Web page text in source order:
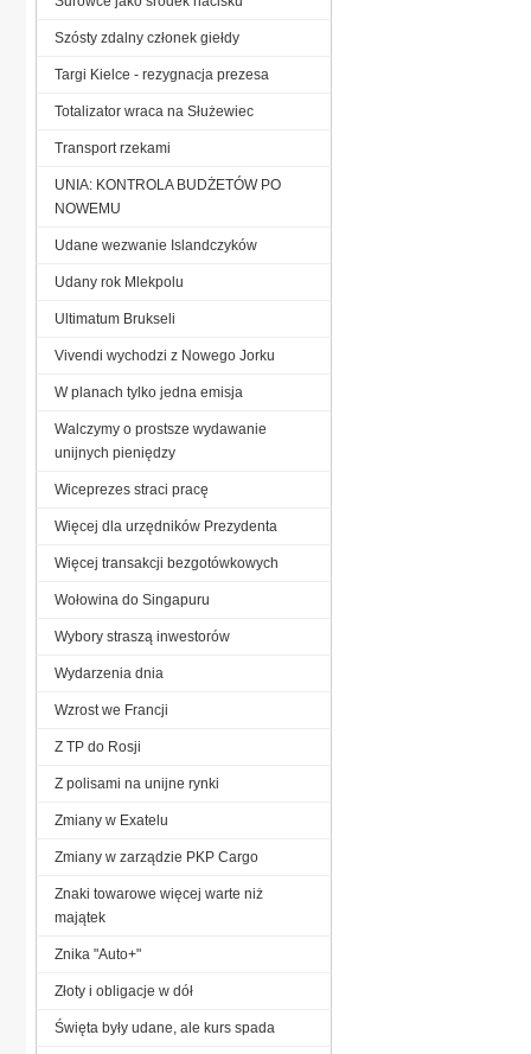
Szósty zdalny członek giełdy
Targi Kielce - rezygnacja prezesa
Totalizator wraca na Służewiec
Transport rzekami
UNIA: KONTROLA BUDŻETÓW PO
NOWEMU
Udane wezwanie Islandczyków
Udany rok Mlekpolu
Ultimatum Brukseli
Vivendi wychodzi z Nowego Jorku
W planach tylko jedna emisja
Walczymy o prostsze wydawanie
unijnych pieniędzy
Wiceprezes straci pracę
Więcej dla urzędników Prezydenta
Więcej transakcji bezgotówkowych
Wołowina do Singapuru
Wybory straszą inwestorów
Wydarzenia dnia
Wzrost we Francji
Z TP do Rosji
Z polisami na unijne rynki
Zmiany w Exatelu
Zmiany w zarządzie PKP Cargo
Znaki towarowe więcej warte niż
majątek
Znika "Auto+"
Złoty i obligacje w dół
Święta były udane, ale kurs spada